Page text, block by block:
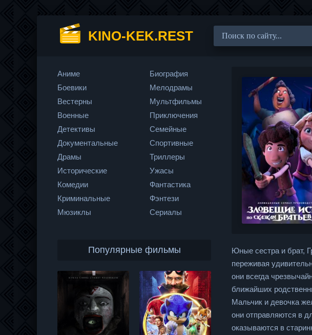
KINO-KEK.REST
Юные сестра и брат,
переживая
они всегда
ближайших
Мальчик и девочка
они отправляются в
оказываются в
Аниме
Боевики
Вестерны
Военные
Детективы
Документальные
Драмы
Исторические
Комедии
Криминальные
Мюзиклы
Биография
Мелодрамы
Мультфильмы
Приключения
Семейные
Спортивные
Триллеры
Ужасы
Фантастика
Фэнтези
Сериалы
Популярные фильмы